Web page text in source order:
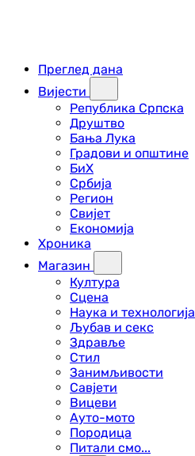
Преглед дана
Вијести
Република Српска
Друштво
Бања Лука
Градови и општине
БиХ
Србија
Регион
Свијет
Економија
Хроника
Магазин
Култура
Сцена
Наука и технологија
Љубав и секс
Здравље
Стил
Занимљивости
Савјети
Вицеви
Ауто-мото
Породица
Питали смо...